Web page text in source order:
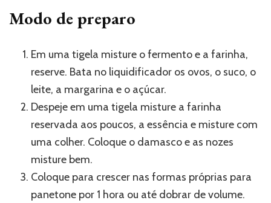
Modo de preparo
Em uma tigela misture o fermento e a farinha,
reserve. Bata no liquidificador os ovos, o suco, o
leite, a margarina e o açúcar.
Despeje em uma tigela misture a farinha
reservada aos poucos, a essência e misture com
uma colher. Coloque o damasco e as nozes
misture bem.
Coloque para crescer nas formas próprias para
panetone por 1 hora ou até dobrar de volume.